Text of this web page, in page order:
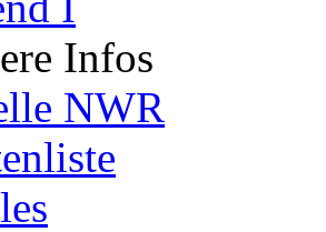
Infos
NWR